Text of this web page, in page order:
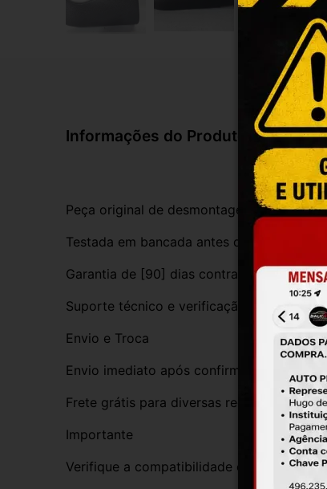
Informações do Produto
Peça original de desmontagem, com
Testada em bancada antes do envio
Garantia de [90] dias contra defeitos de
Suporte técnico e verificação de
Envio e Troca
Envio imediato após confirmação da
Frete grátis para diversas regiões do Brasil
Importante
Verifique a compatibilidade com seu